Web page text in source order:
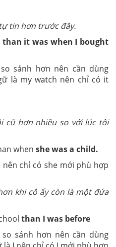
tin hơn trước đây.
than it was when I bought
sánh hơn nên cần dùng
là my watch nên chỉ có it
cũ hơn nhiều so với lúc tôi
when she was a child.
nên chỉ có she mới phù hợp
khi cô ấy còn là một đứa
than I was before
sánh hơn nên cần dùng